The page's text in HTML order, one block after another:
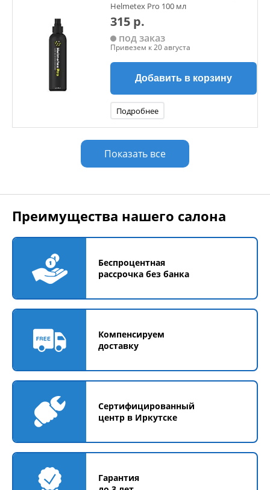
Helmetex Pro 100 мл
315 р.
под заказ
Привезем к 20 августа
Добавить в корзину
Подробнее
Показать все
Преимущества нашего салона
Беспроцентная
рассрочка без банка
Компенсируем
доставку
Сертифицированный
центр в Иркутске
Гарантия